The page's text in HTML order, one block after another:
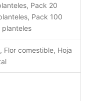
Pack 20
Pack 100
planteles
Flor comestible, Hoja